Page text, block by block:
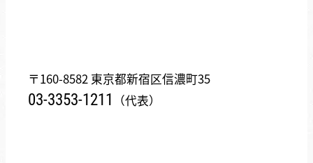
〒160-8582 東京都新宿区信濃町35
03-3353-1211 （代表）